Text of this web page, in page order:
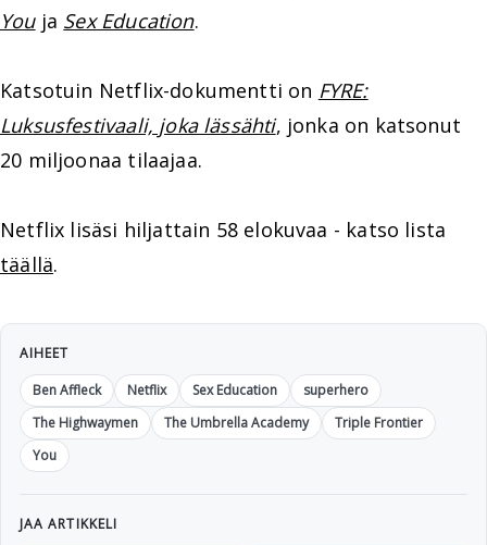
Youja Sex Education.
Katsotuin Netflix-dokumentti on FYRE:
Luksusfestivaali, joka lässähti, jonka on katsonut
20 miljoonaa tilaajaa.
Netflix lisäsi hiljattain 58 elokuvaa - katso lista
täällä.
AIHEET
Ben Affleck
Netflix Sex Education
superhero
The Highwaymen
The Umbrella Academy
Triple Frontier
You
JAA ARTIKKELI